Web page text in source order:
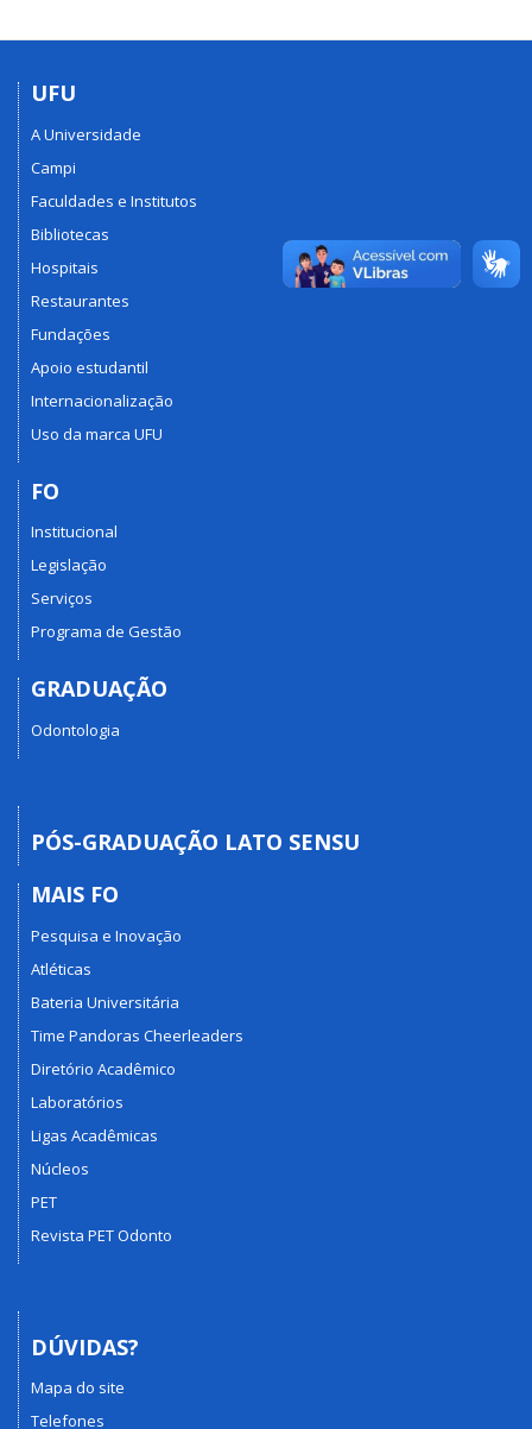
UFU
A Universidade
Campi
Faculdades e Institutos
Bibliotecas
Hospitais
Restaurantes
Fundações
Apoio estudantil
Internacionalização
Uso da marca UFU
FO
Institucional
Legislação
Serviços
Programa de Gestão
GRADUAÇÃO
Odontologia
PÓS-GRADUAÇÃO LATO SENSU
MAIS FO
Pesquisa e Inovação
Atléticas
Bateria Universitária
Time Pandoras Cheerleaders
Diretório Acadêmico
Laboratórios
Ligas Acadêmicas
Núcleos
PET
Revista PET Odonto
DÚVIDAS?
Mapa do site
Telefones